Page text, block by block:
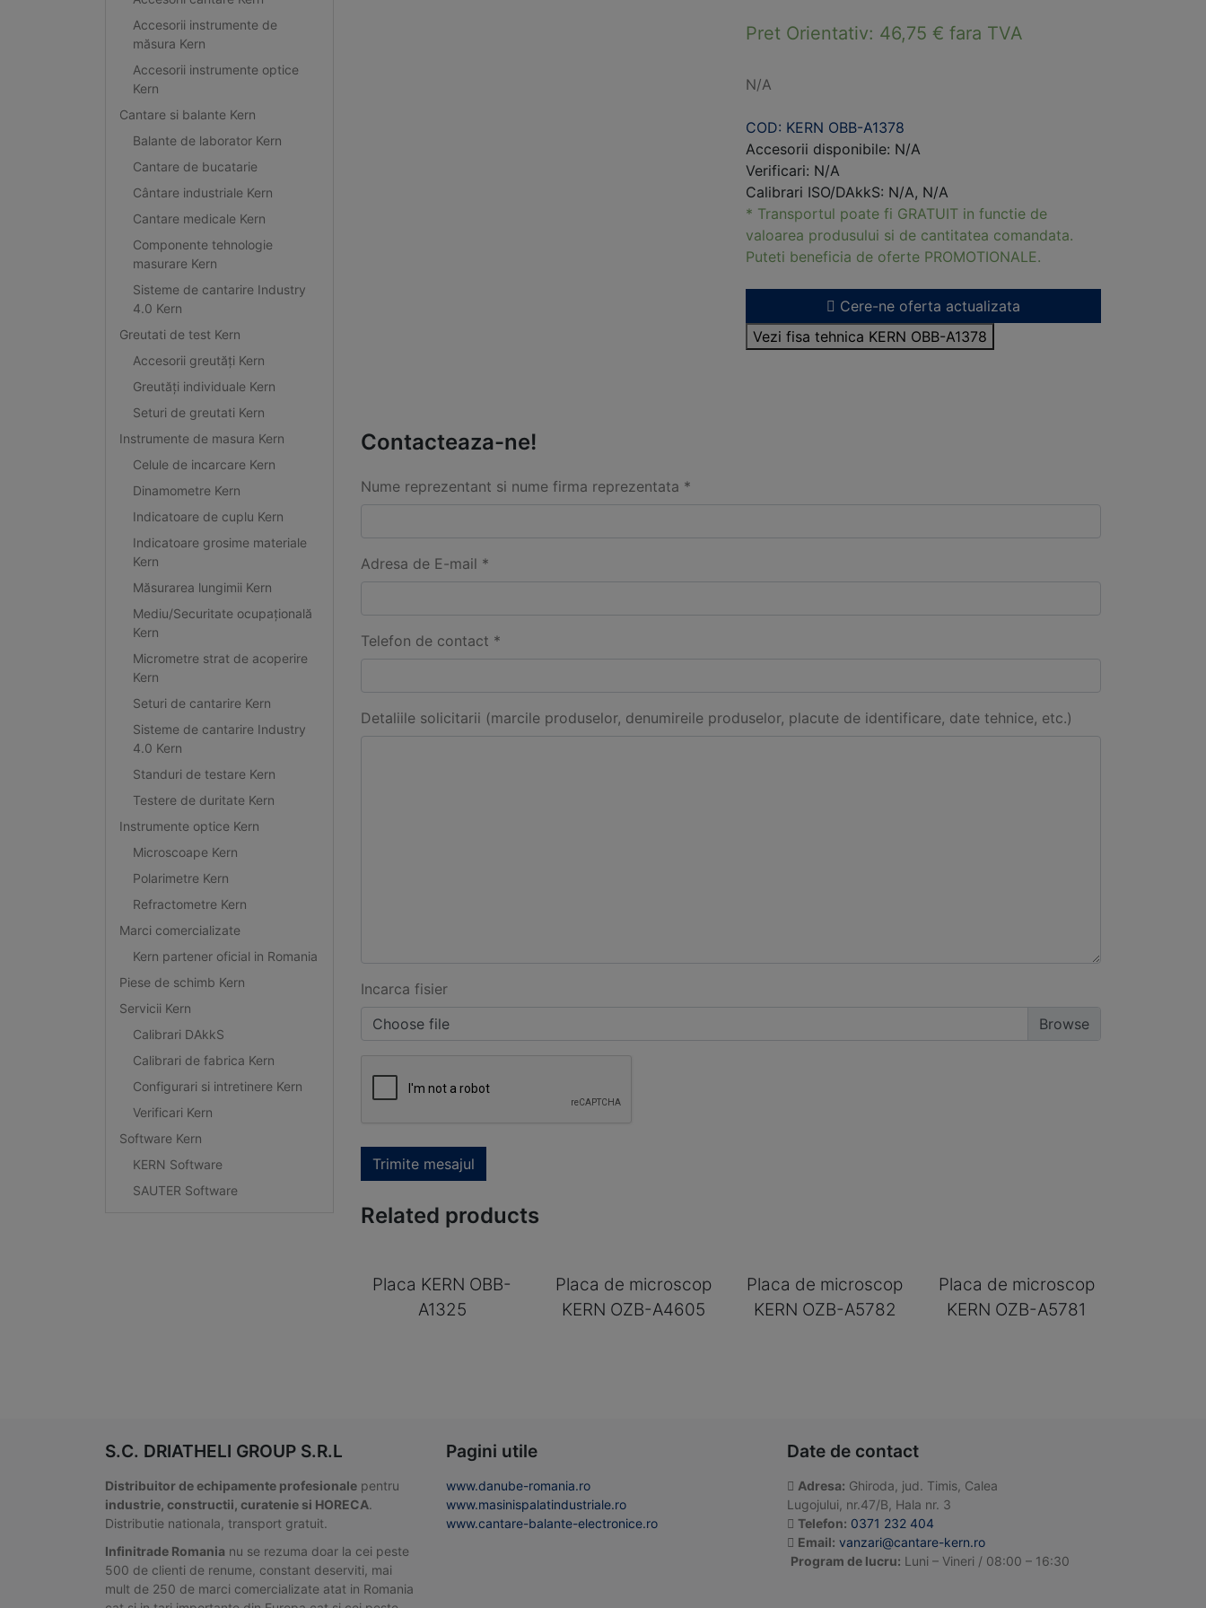
Accesorii instrumente de
măsura Kern
Accesorii instrumente optice
Kern
Cantare si balante Kern
Balante de laborator Kern
Cantare de bucatarie
Cântare industriale Kern
Cantare medicale Kern
Componente tehnologie
masurare Kern
Sisteme de cantarire Industry
4.0 Kern
Greutati de test Kern
Accesorii greutăți Kern
Greutăți individuale Kern
Seturi de greutati Kern
Instrumente de masura Kern
Celule de incarcare Kern
Dinamometre Kern
Indicatoare de cuplu Kern
Indicatoare grosime materiale
Kern
Măsurarea lungimii Kern
Mediu/Securitate ocupațională
Kern
Micrometre strat de acoperire
Kern
Seturi de cantarire Kern
Sisteme de cantarire Industry
4.0 Kern
Standuri de testare Kern
Testere de duritate Kern
Instrumente optice Kern
Microscoape Kern
Polarimetre Kern
Refractometre Kern
Marci comercializate
Kern partener oficial in Romania
Piese de schimb Kern
Servicii Kern
Calibrari DAkkS
Calibrari de fabrica Kern
Configurari si intretinere Kern
Verificari Kern
Software Kern
KERN Software
SAUTER Software
Pret Orientativ: 46,75 € fara TVA
N/A
COD: KERN OBB-A1378
Accesorii disponibile: N/A
Verificari: N/A
Calibrari ISO/DAkkS: N/A, N/A
* Transportul poate fi GRATUIT in functie de
valoarea produsului si de cantitatea comandata.
Puteti beneficia de oferte PROMOTIONALE.
Cere-ne oferta actualizata
Vezi fisa tehnica KERN OBB-A1378
Contacteaza-ne!
Nume reprezentant si nume firma reprezentata *
Adresa de E-mail *
Telefon de contact *
Detaliile solicitarii (marcile produselor, denumireile produselor, placute de identificare, date tehnice, etc.)
Incarca fisier
Choose file
Trimite mesajul
Related products
Placa KERN OBB-
A1325
Placa de microscop
KERN OZB-A4605
Placa de microscop
KERN OZB-A5782
Placa de microscop
KERN OZB-A5781
S.C. DRIATHELI GROUP S.R.L
Distribuitor de echipamente profesionale pentru
industrie, constructii, curatenie si HORECA.
Distributie nationala, transport gratuit.
Infinitrade Romania nu se rezuma doar la cei peste
500 de clienti de renume, constant deserviti, mai
mult de 250 de marci comercializate atat in Romania
Pagini utile
www.danube-romania.ro
www.masinispalatindustriale.ro
www.cantare-balante-electronice.ro
Date de contact
Adresa: Ghiroda, jud. Timis, Calea
Lugojului, nr.47/B, Hala nr. 3
Telefon: 0371 232 404
Email: vanzari@cantare-kern.ro
Program de lucru: Luni – Vineri / 08:00 – 16:30